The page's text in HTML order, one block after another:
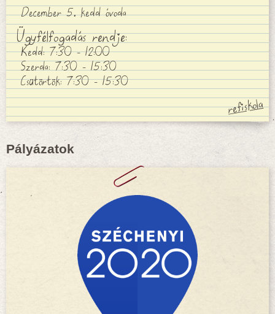
December 5. kedd óvoda
Ügyfélfogadás rendje:
Kedd: 7:30 - 12:00
Szerda: 7:30 - 15:30
Csütörtök: 7:30 - 15:30
Pályázatok